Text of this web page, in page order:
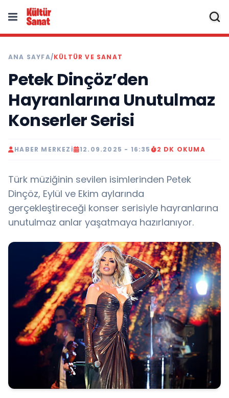
ANA SAYFA/KÜLTÜR VE SANAT
Petek Dinçöz’den
Hayranlarına Unutulmaz
Konserler Serisi
HABER MERKEZI 12.09.2025 - 16:35 2 DK OKUMA
Türk müziğinin sevilen isimlerinden Petek
Dinçöz, Eylül ve Ekim aylarında
gerçekleştireceği konser serisiyle hayranlarına
unutulmaz anlar yaşatmaya hazırlanıyor.